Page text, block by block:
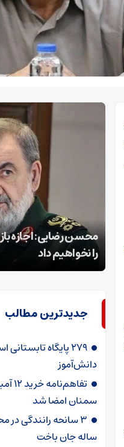
محسن رضایی: اجازه
را نخواهیم داد
جدیدترین مطالب
دانش‌آموز
سمنان امضا شد
ساله جان باخت